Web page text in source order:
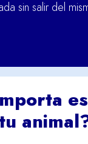
sin salir del